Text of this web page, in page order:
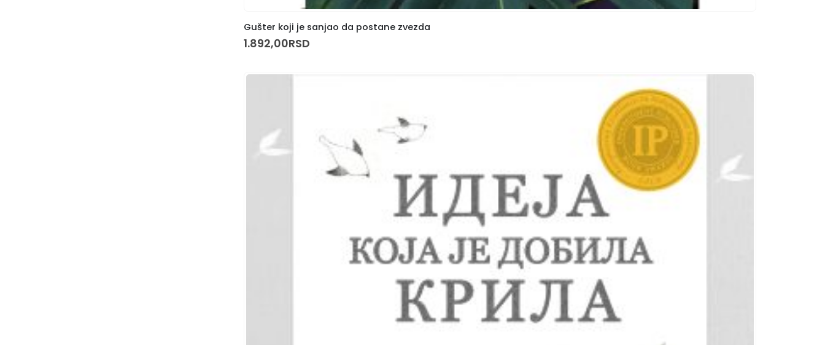
Gušter koji je sanjao da postane zvezda
1.892,00RSD